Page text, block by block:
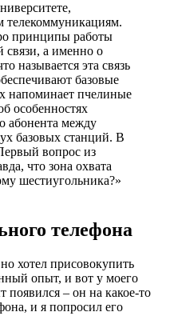
принципы работы
связи, а именно о
называется эта связь
базовые
напоминает пчелиные
особенностях
абонента между
базовых станций. В
вопрос из
что зона охвата
шестиугольника?»
телефона
хотел присовокупить
опыт, и вот у моего
появился – он на какое-то
и я попросил его